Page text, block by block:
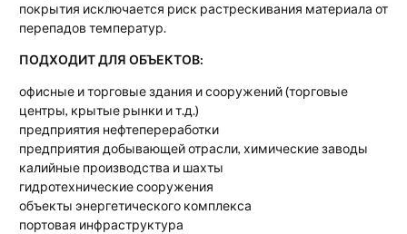
покрытия исключается риск растрескивания материала от
перепадов температур.
ПОДХОДИТ ДЛЯ ОБЪЕКТОВ:
офисные и торговые здания и сооружений (торговые
центры, крытые рынки и т.д.)
предприятия нефтепереработки
предприятия добывающей отрасли, химические заводы
калийные производства и шахты
гидротехнические сооружения
объекты энергетического комплекса
портовая инфраструктура